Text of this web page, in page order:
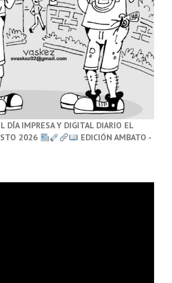
DÍA IMPRESA Y DIGITAL DIARIO EL
2026
EDICIÓN AMBATO -